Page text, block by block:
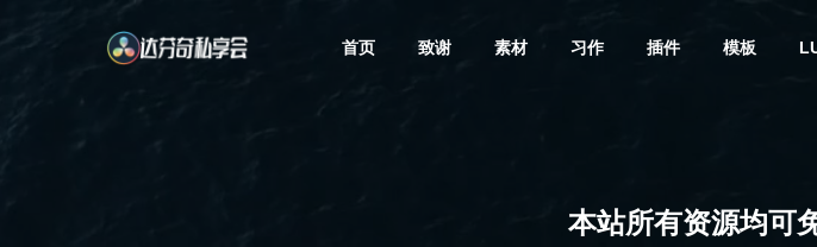
首页 致谢 素材 习作 插件 模板
本站所有资源均可